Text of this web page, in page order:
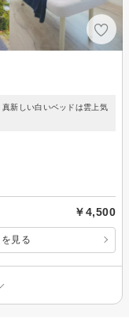
真新しい白いベッドは雲上気
￥4,500
見る